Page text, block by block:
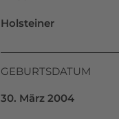
Holsteiner
GEBURTSDATUM
30. März 2004